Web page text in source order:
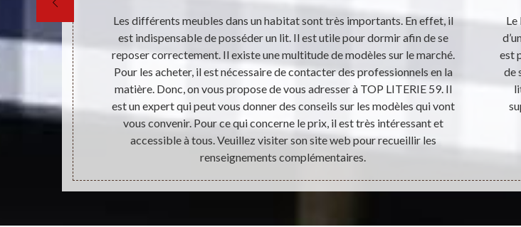
n’a pas
de
aux
de literie est
Les différents meubles dans un habitat sont très importants. En effet, il
est indispensable de posséder un lit. Il est utile pour dormir afin de se
reposer correctement. Il existe une multitude de modèles sur le marché.
Pour les acheter, il est nécessaire de contacter des professionnels en la
matière. Donc, on vous propose de vous adresser à TOP LITERIE 59. Il
est un expert qui peut vous donner des conseils sur les modèles qui vont
vous convenir. Pour ce qui concerne le prix, il est très intéressant et
accessible à tous. Veuillez visiter son site web pour recueillir les
renseignements complémentaires.
Le
est
de